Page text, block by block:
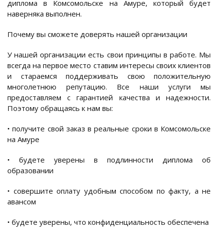
диплома в Комсомольске на Амуре, который будет
наверняка выполнен.
Почему вы сможете доверять нашей организации
У нашей организации есть свои принципы в работе. Мы
всегда на первое место ставим интересы своих клиентов
и стараемся поддерживать свою положительную
многолетнюю репутацию. Все наши услуги мы
предоставляем с гарантией качества и надежности.
Поэтому обращаясь к нам вы:
• получите свой заказ в реальные сроки в Комсомольске
на Амуре
• будете уверены в подлинности диплома об
образовании
• совершите оплату удобным способом по факту, а не
авансом
• будете уверены, что конфиденциальность обеспечена